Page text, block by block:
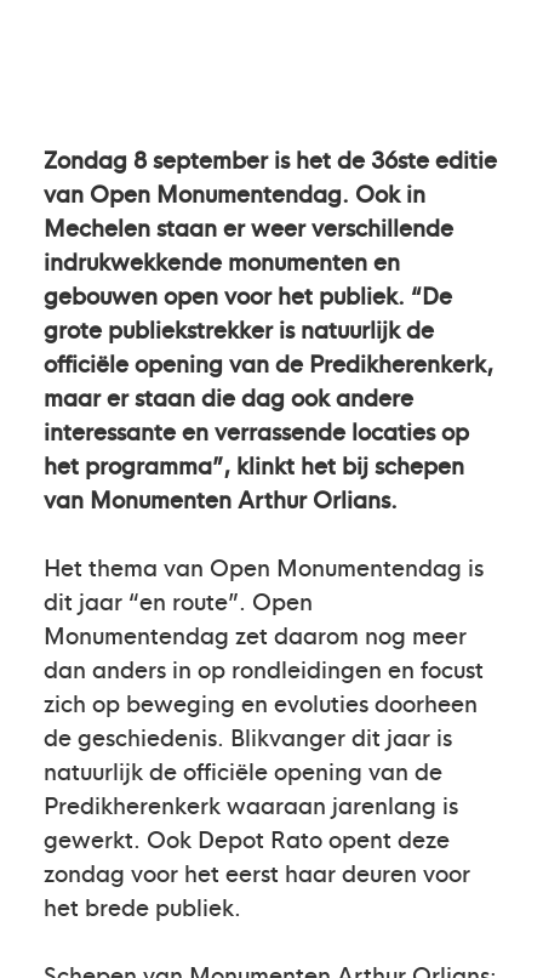
Zondag 8 september is het de 36ste editie
van Open Monumentendag. Ook in
Mechelen staan er weer verschillende
indrukwekkende monumenten en
gebouwen open voor het publiek. “De
grote publiekstrekker is natuurlijk de
officiële opening van de Predikherenkerk,
maar er staan die dag ook andere
interessante en verrassende locaties op
het programma”, klinkt het bij schepen
van Monumenten Arthur Orlians.
Het thema van Open Monumentendag is
dit jaar “en route”. Open
Monumentendag zet daarom nog meer
dan anders in op rondleidingen en focust
zich op beweging en evoluties doorheen
de geschiedenis. Blikvanger dit jaar is
natuurlijk de officiële opening van de
Predikherenkerk waaraan jarenlang is
gewerkt. Ook Depot Rato opent deze
zondag voor het eerst haar deuren voor
het brede publiek.